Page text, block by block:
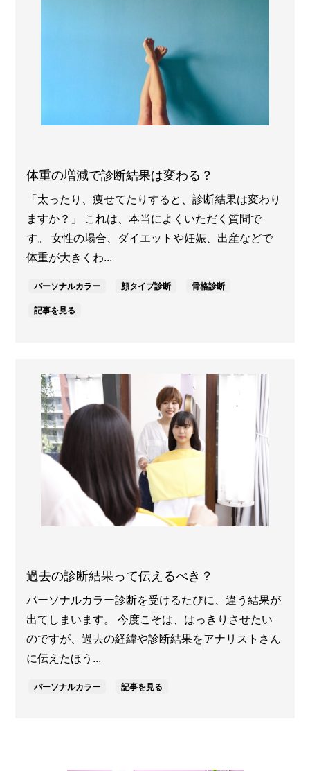
体重の増減で診断結果は変わる？
「太ったり、痩せてたりすると、診断結果は変わり
ますか？」 これは、本当によくいただく質問で
す。 女性の場合、ダイエットや妊娠、出産などで
体重が大きくわ...
パーソナルカラー 顔タイプ診断 骨格診断
記事を見る
過去の診断結果って伝えるべき？
パーソナルカラー診断を受けるたびに、違う結果が
出てしまいます。 今度こそは、はっきりさせたい
のですが、過去の経緯や診断結果をアナリストさん
に伝えたほう...
パーソナルカラー 記事を見る